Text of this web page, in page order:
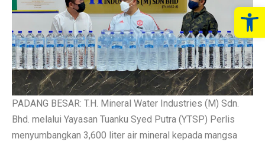
PADANG BESAR: T.H. Mineral Water Industries (M) Sdn.
Bhd. melalui Yayasan Tuanku Syed Putra (YTSP) Perlis
menyumbangkan 3,600 liter air mineral kepada mangsa